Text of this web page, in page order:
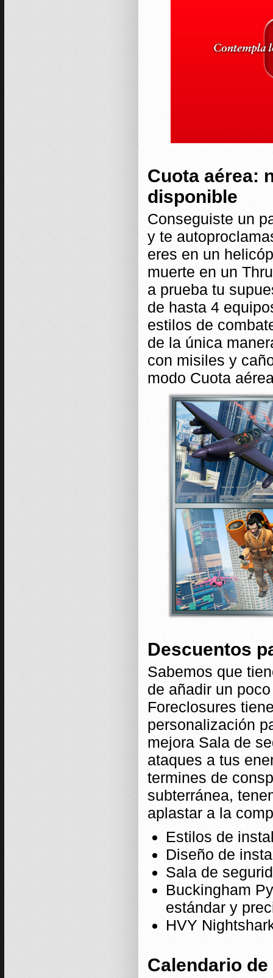
Cuota aérea:
disponible
Conseguiste un
y te
eres en un
muerte en un
a prueba tu
de hasta 4
estilos de
de la única
con misiles y
modo Cuota
Descuentos
Sabemos que
de añadir un
Foreclosures
personalización
mejora Sala de
ataques a tus
termines de
subterránea,
aplastar a la
Estilos de
Diseño de
Sala de
Buckingham
estándar y
HVY
Calendario